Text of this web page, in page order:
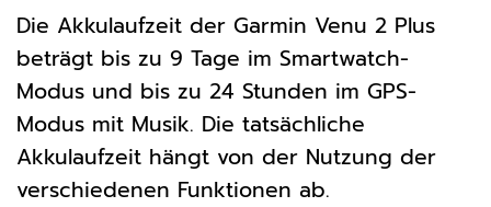
Die Akkulaufzeit der Garmin Venu 2 Plus
beträgt bis zu 9 Tage im Smartwatch-
Modus und bis zu 24 Stunden im GPS-
Modus mit Musik. Die tatsächliche
Akkulaufzeit hängt von der Nutzung der
verschiedenen Funktionen ab.